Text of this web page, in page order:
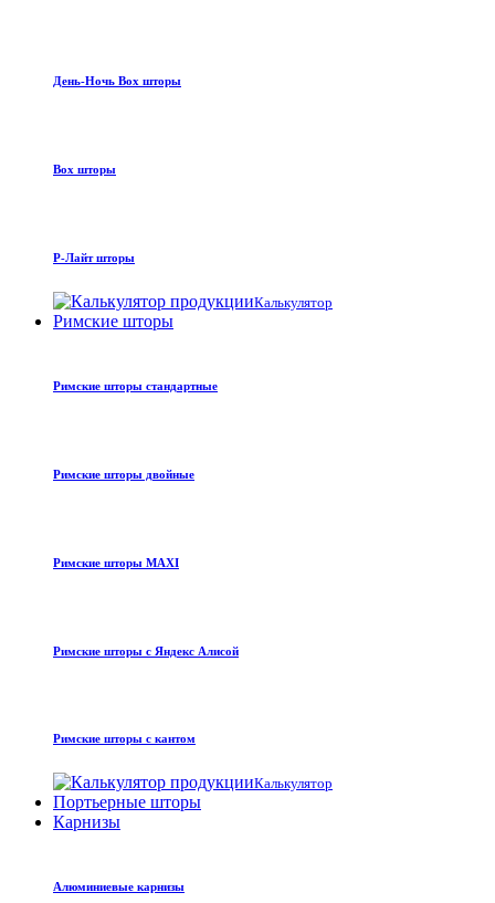
День-Ночь Box шторы
Box шторы
Р-Лайт шторы
Калькулятор
Римские шторы
Римские шторы стандартные
Римские шторы двойные
Римские шторы MAXI
Римские шторы с Яндекс Алисой
Римские шторы с кантом
Калькулятор
Портьерные шторы
Карнизы
Алюминиевые карнизы